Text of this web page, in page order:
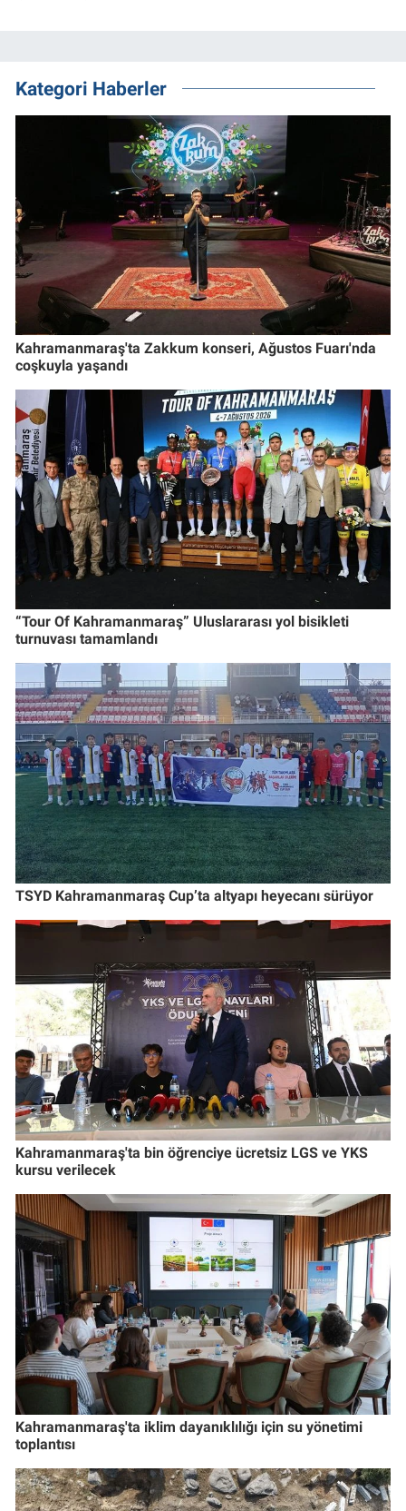
Kategori Haberler
Kahramanmaraş'ta Zakkum konseri, Ağustos Fuarı'nda
coşkuyla yaşandı
“Tour Of Kahramanmaraş” Uluslararası yol bisikleti
turnuvası tamamlandı
TSYD Kahramanmaraş Cup’ta altyapı heyecanı sürüyor
Kahramanmaraş'ta bin öğrenciye ücretsiz LGS ve YKS
kursu verilecek
Kahramanmaraş'ta iklim dayanıklılığı için su yönetimi
toplantısı